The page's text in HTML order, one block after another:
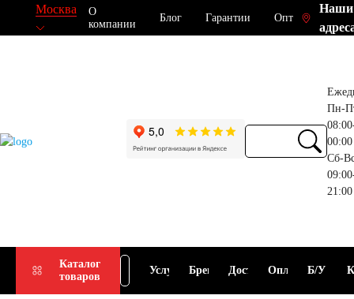
Москва
О
компании
Блог Гарантии Опт
Наши
Пн-
00:00
Сб-
21:00
Каталог
товаров
Подбор
АКБ
Услуги Бренды ДоставкаОплата Б/У